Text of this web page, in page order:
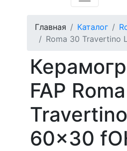
Главная Каталог
Roma 30 Travertino
FAP
60x30